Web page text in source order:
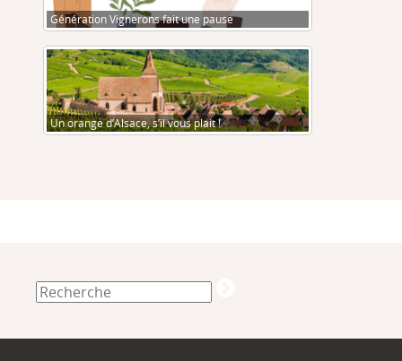
Génération Vignerons fait une pause
Un orange d’Alsace, s’il vous plait !